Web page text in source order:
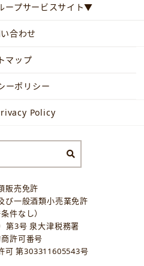
ープサービスサイト▼
合わせ
マップ
ーポリシー
Policy
販売免許
び一般酒類小売業免許
条件なし）
第3号 泉大津税務署
許可番号
可 第303311605543号